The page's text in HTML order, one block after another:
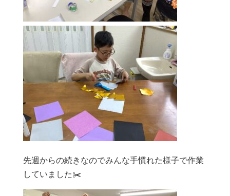
先週からの続きなのでみんな手慣れた様子で作業
していました✂️